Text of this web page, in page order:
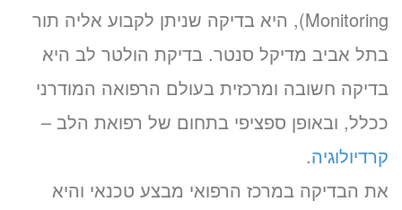
Monitoring), היא בדיקה שניתן לקבוע אליה תור
בתל אביב מדיקל סנטר. בדיקת הולטר לב היא
בדיקה חשובה ומרכזית בעולם הרפואה המודרני
ככלל, ובאופן ספציפי בתחום של רפואת הלב –
קרדיולוגיה.
את הבדיקה במרכז הרפואי מבצע טכנאי והיא